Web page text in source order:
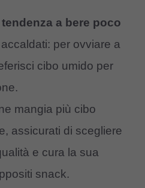
tendenza a bere poco
per ovviare a
cibo umido per
mangia più cibo
assicurati di scegliere
e cura la sua
snack.